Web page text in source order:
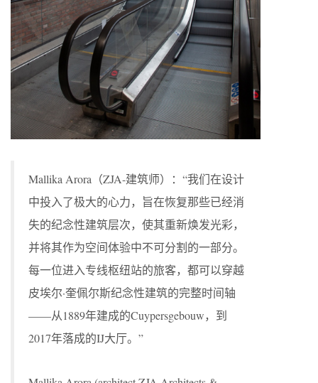
Mallika Arora（ZJA-建筑师）：“我们在设计
中投入了极大的心力，旨在恢复那些已经消
失的纪念性建筑层次，使其重新焕发光彩，
并将其作为空间体验中不可分割的一部分。
每一位进入专线枢纽站的旅客，都可以穿越
皮埃尔·奎佩尔斯纪念性建筑的完整时间轴
——从1889年建成的Cuypersgebouw，到
2017年落成的IJ大厅。”